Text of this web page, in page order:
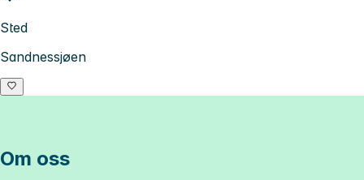
Sted
Sandnessjøen
Om oss